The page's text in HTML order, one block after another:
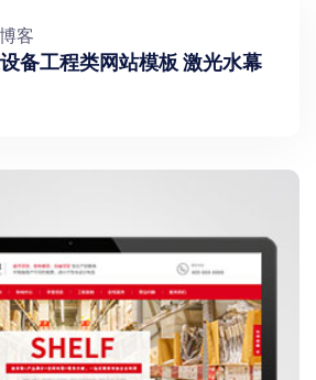
客
备工程类网站模板 激光水幕